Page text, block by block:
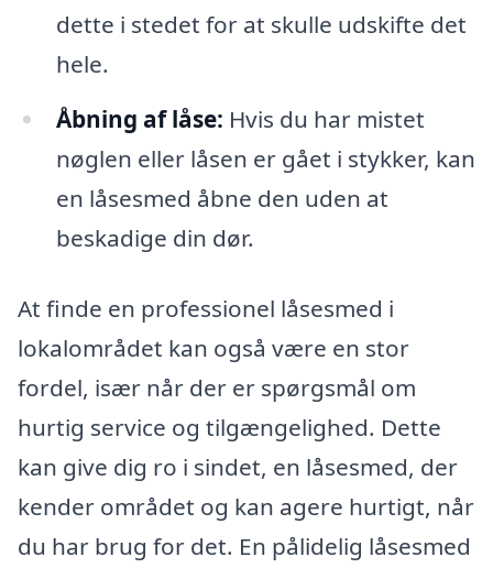
dette i stedet for at skulle udskifte det
hele.
Åbning af låse: Hvis du har mistet
nøglen eller låsen er gået i stykker, kan
en låsesmed åbne den uden at
beskadige din dør.
At finde en professionel låsesmed i
lokalområdet kan også være en stor
fordel, især når der er spørgsmål om
hurtig service og tilgængelighed. Dette
kan give dig ro i sindet, en låsesmed, der
kender området og kan agere hurtigt, når
du har brug for det. En pålidelig låsesmed